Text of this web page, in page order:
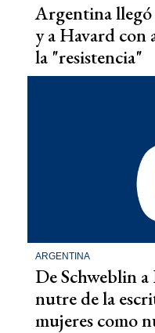
Argentina
y a Havard con
la "resistencia"
ARGENTINA
De Schweblin
nutre de la
mujeres como